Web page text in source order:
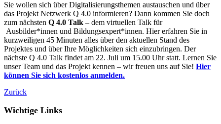
Sie wollen sich über Digitalisierungsthemen austauschen und über
das Projekt Netzwerk Q 4.0 informieren? Dann kommen Sie doch
zum nächsten Q 4.0 Talk – dem virtuellen Talk für
Ausbilder*innen und Bildungsexpert*innen. Hier erfahren Sie in
kurzweiligen 45 Minuten alles über den aktuellen Stand des
Projektes und über Ihre Möglichkeiten sich einzubringen. Der
nächste Q 4.0 Talk findet am 22. Juli um 15.00 Uhr statt. Lernen Sie
unser Team und das Projekt kennen – wir freuen uns auf Sie! Hier
können Sie sich kostenlos anmelden.
Zurück
Wichtige Links